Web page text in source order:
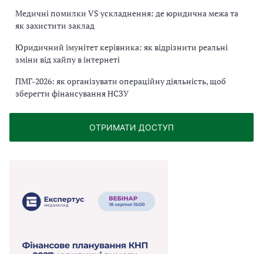
Медичні помилки VS ускладнення: де юридична межа та
як захистити заклад
Юридичний імунітет керівника: як відрізнити реальні
зміни від хайпу в інтернеті
ПМГ-2026: як організувати операційну діяльність, щоб
зберегти фінансування НСЗУ
ОТРИМАТИ ДОСТУП